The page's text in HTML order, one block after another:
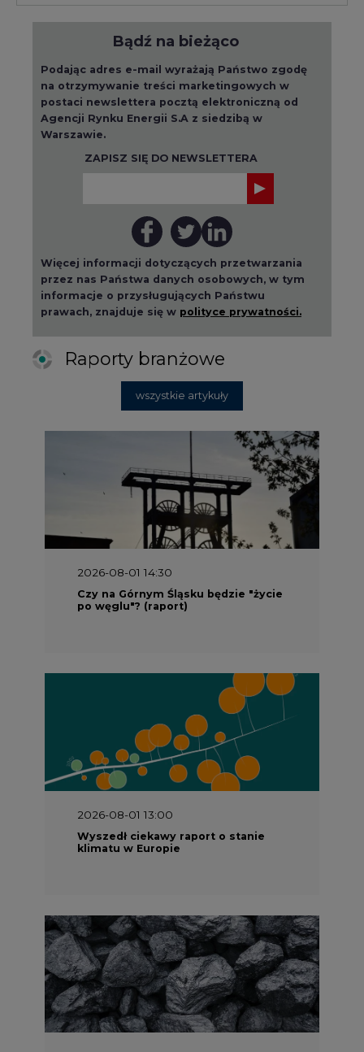
przez nas Państwa danych osobowych, w tym
informacje o przysługujących Państwu
prawach, znajduje się w polityce prywatności.
Raporty branżowe
po węglu"? (raport)
2026-08-01 13:00
Wyszedł ciekawy raport o stanie
klimatu w Europie
2026-07-09 10:30
Opublikowano bilans zasobów złóż
kopalin w Polsce według stanu na 31
grudnia 2025 r.